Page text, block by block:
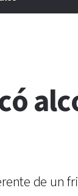
de un